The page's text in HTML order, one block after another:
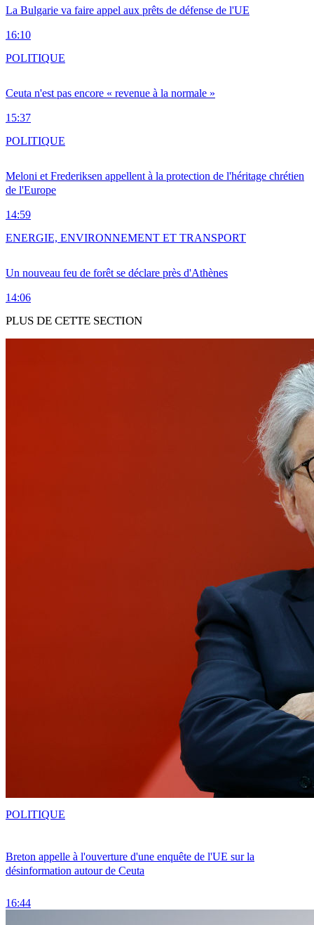
La Bulgarie va faire appel aux prêts de défense de l'UE
16:10
Ceuta n'est pas encore « revenue à la normale »
15:37
POLITIQUE
Meloni et Frederiksen appellent à la protection de l'héritage chrétien
de l'Europe
14:59
POLITIQUE
Un nouveau feu de forêt se déclare près d'Athènes
14:06
ENERGIE, ENVIRONNEMENT ET TRANSPORT
PLUS DE CETTE SECTION
Breton appelle à l'ouverture d'une enquête de l'UE sur la
désinformation autour de Ceuta
16:44
POLITIQUE